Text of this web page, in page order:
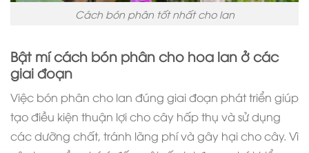
Cách bón phân tốt nhất cho lan
Bật mí cách bón phân cho hoa lan ở các
giai đoạn
Việc bón phân cho lan đúng giai đoạn phát triển giúp
tạo điều kiện thuận lợi cho cây hấp thụ và sử dụng
các dưỡng chất, tránh lãng phí và gây hại cho cây. Vì